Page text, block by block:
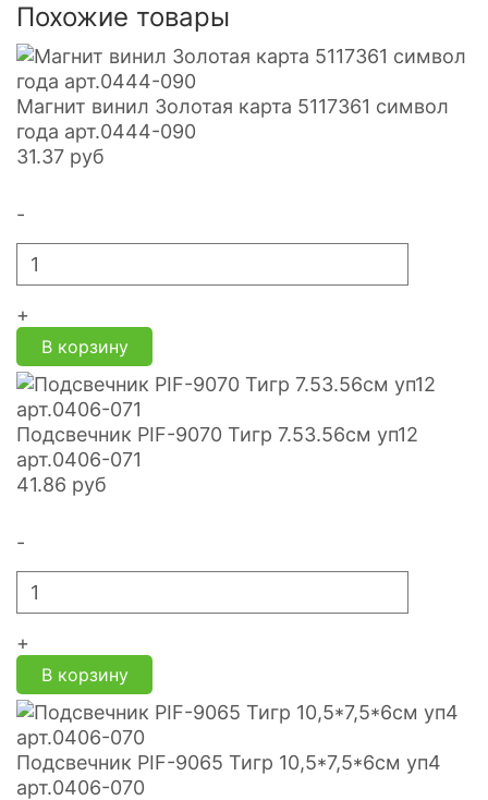
Похожие товары
Магнит винил Золотая карта 5117361 символ
года арт.0444-090
31.37 руб
-
+
В корзину
Подсвечник PIF-9070 Тигр 7.53.56см уп12
арт.0406-071
41.86 руб
-
+
В корзину
Подсвечник PIF-9065 Тигр 10,5*7,5*6см уп4
арт.0406-070